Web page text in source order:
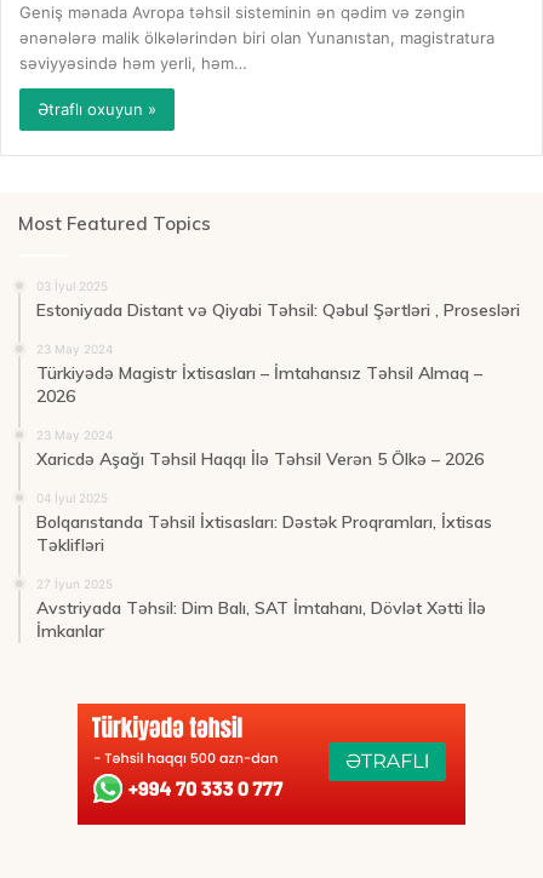
Geniş mənada Avropa təhsil sisteminin ən qədim və zəngin
ənənələrə malik ölkələrindən biri olan Yunanıstan, magistratura
səviyyəsində həm yerli, həm…
Ətraflı oxuyun »
Most Featured Topics
03 İyul 2025
Estoniyada Distant və Qiyabi Təhsil: Qəbul Şərtləri , Prosesləri
23 May 2024
Türkiyədə Magistr İxtisasları – İmtahansız Təhsil Almaq –
2026
23 May 2024
Xaricdə Aşağı Təhsil Haqqı İlə Təhsil Verən 5 Ölkə – 2026
04 İyul 2025
Bolqarıstanda Təhsil İxtisasları: Dəstək Proqramları, İxtisas
Təklifləri
27 İyun 2025
Avstriyada Təhsil: Dim Balı, SAT İmtahanı, Dövlət Xətti İlə
İmkanlar